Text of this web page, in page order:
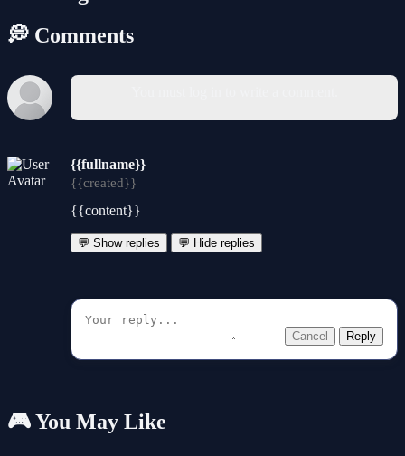
💭 Comments
{{fullname}}
{{created}}
{{content}}
💬 Show replies 💬 Hide replies
Cancel Reply
🎮 You May Like